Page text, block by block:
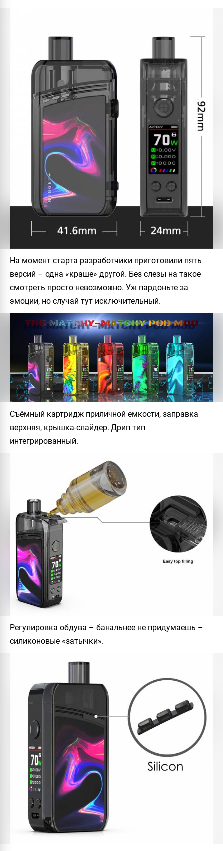
На момент старта разработчики приготовили пять
версий – одна «краше» другой. Без слезы на такое
смотреть просто невозможно. Уж пардоньте за
эмоции, но случай тут исключительный.
Съёмный картридж приличной емкости, заправка
верхняя, крышка-слайдер. Дрип тип
интегрированный.
Регулировка обдува – банальнее не придумаешь –
силиконовые «затычки».